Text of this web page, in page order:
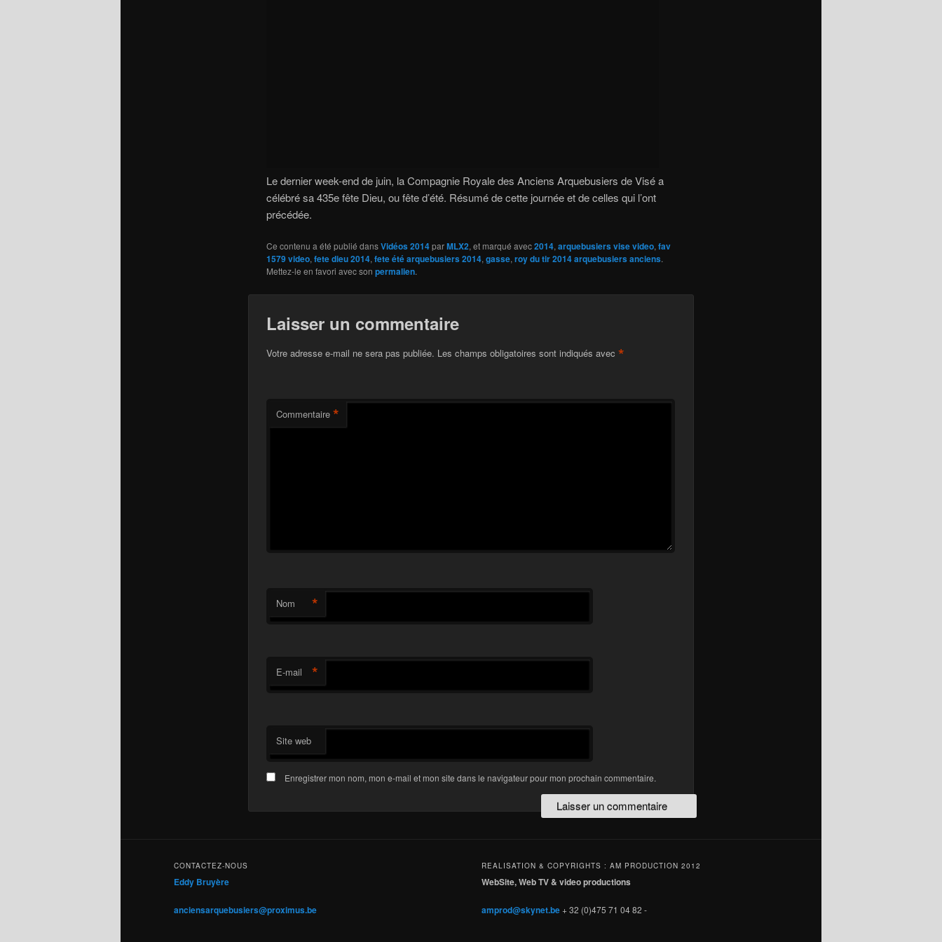
Le dernier week-end de juin, la Compagnie Royale des Anciens Arquebusiers de Visé a
célébré sa 435e fête Dieu, ou fête d’été. Résumé de cette journée et de celles qui l’ont
précédée.
Ce contenu a été publié dansVidéos 2014parMLX2, et marqué avec2014, arquebusiers vise video, fav
1579 video, fete dieu 2014, fete été arquebusiers 2014, gasse, roy du tir 2014 arquebusiers anciens.
Mettez-le en favori avec son permalien.
Laisser un commentaire
Votre adresse e-mail ne sera pas publiée. Les champs obligatoires sont indiqués avec *
Commentaire *
Nom *
E-mail *
Site web
Enregistrer mon nom, mon e-mail et mon site dans le navigateur pour mon prochain commentaire.
CONTACTEZ-NOUS
Eddy Bruyère
anciensarquebusiers@proximus.be
REALISATION & COPYRIGHTS : AM PRODUCTION 2012
WebSite, Web TV & video productions
amprod@skynet.be+ 32 (0)475 71 04 82 -